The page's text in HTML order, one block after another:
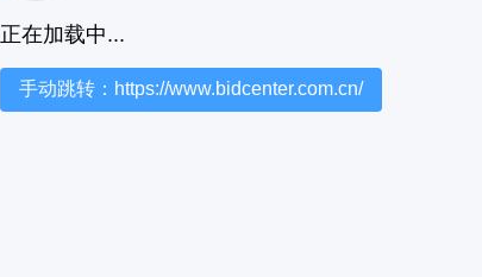
正在加载中...
手动跳转：https://www.bidcenter.com.cn/